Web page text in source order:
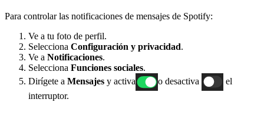
Para controlar las notificaciones de mensajes de Spotify:
Ve a tu foto de perfil.
Selecciona Configuración y privacidad.
Ve a Notificaciones.
Selecciona Funciones sociales.
Dirígete a Mensajes y activa o desactiva
el
interruptor.